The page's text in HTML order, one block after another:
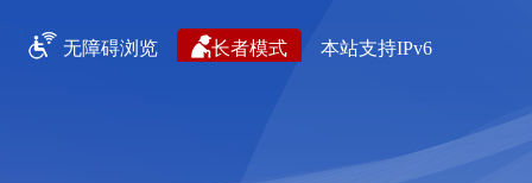
无障碍浏览 长者模式 本站支持IPv6